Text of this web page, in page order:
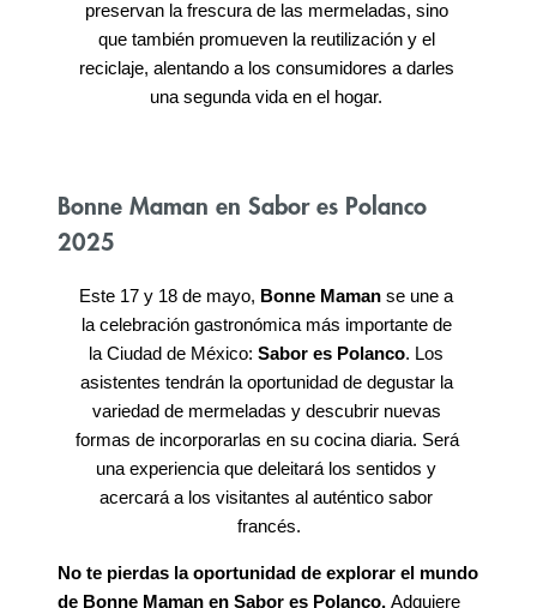
Expositores
Sobre Nosotros
preservan la frescura de las mermeladas, sino
que también promueven la reutilización y el
reciclaje, alentando a los consumidores a darles
una segunda vida en el hogar.
Bonne Maman en Sabor es Polanco
2025
Este 17 y 18 de mayo, Bonne Maman se une a
la celebración gastronómica más importante de
la Ciudad de México: Sabor es Polanco. Los
asistentes tendrán la oportunidad de degustar la
variedad de mermeladas y descubrir nuevas
formas de incorporarlas en su cocina diaria. Será
una experiencia que deleitará los sentidos y
acercará a los visitantes al auténtico sabor
francés.
No te pierdas la oportunidad de explorar el mundo
de Bonne Maman en Sabor es Polanco. Adquiere